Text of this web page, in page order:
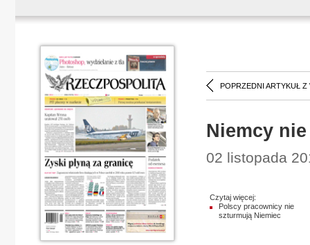
POPRZEDNI ARTYKUŁ Z
Niemcy
02 listopada
Czytaj więcej:
Polscy pracownicy nie
szturmują Niemiec